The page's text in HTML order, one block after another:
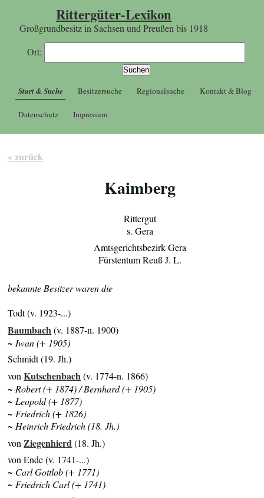
Rittergüter-Lexikon
Großgrundbesitz in Sachsen und Preußen bis 1918
Ort:
Start & Suche Besitzersuche Regionalsuche Kontakt & Blog
Datenschutz Impressum
« zurück
Kaimberg
Rittergut
s. Gera
Amtsgerichtsbezirk Gera
Fürstentum Reuß J. L.
bekannte Besitzer waren die
Todt (v. 1923-...)
Baumbach(v. 1887-n. 1900)
~ Iwan (+ 1905)
Schmidt (19. Jh.)
vonKutschenbach(v. 1774-n. 1866)
~ Robert (+ 1874) / Bernhard (+ 1905)
~ Leopold (+ 1877)
~ Friedrich (+ 1826)
~ Heinrich Friedrich (18. Jh.)
von Ziegenhierd(18. Jh.)
von Ende (v. 1741-...)
~ Carl Gottlob (+ 1771)
~ Friedrich Carl (+ 1741)